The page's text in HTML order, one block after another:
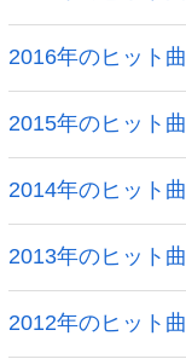
2016年のヒット曲
2015年のヒット曲
2014年のヒット曲
2013年のヒット曲
2012年のヒット曲